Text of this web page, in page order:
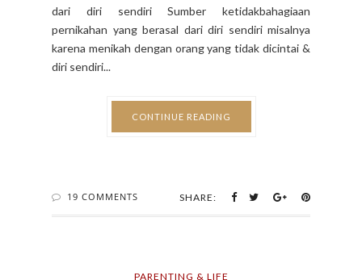
dari diri sendiri Sumber ketidakbahagiaan
pernikahan yang berasal dari diri sendiri misalnya
karena menikah dengan orang yang tidak dicintai &
diri sendiri...
CONTINUE READING
19 COMMENTS SHARE:
PARENTING & LIFE